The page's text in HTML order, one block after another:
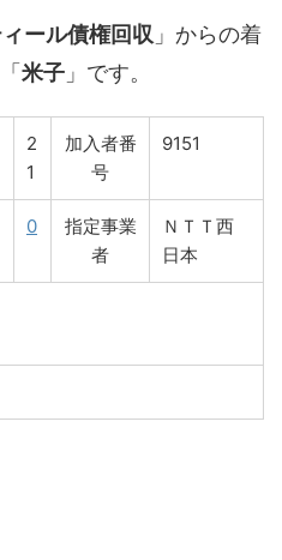
ール債権回収 」からの着
米子 」です。
2
1
加入者番
号
9151
0
指定事業
者
ＮＴＴ西
日本